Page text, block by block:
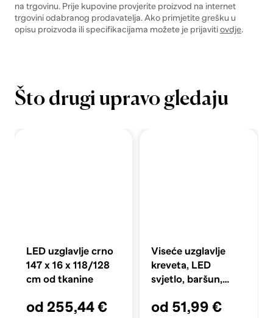
na trgovinu. Prije kupovine provjerite proizvod na internet
trgovini odabranog prodavatelja. Ako primjetite grešku u
opisu proizvoda ili specifikacijama možete je prijavitiovdje.
Što drugi upravo gledaju
LED uzglavlje crno
147 x 16 x 118/128
cm od tkanine
od 255,44 €
Viseće uzglavlje
kreveta, LED
svjetlo, baršun,
od 51,99 €